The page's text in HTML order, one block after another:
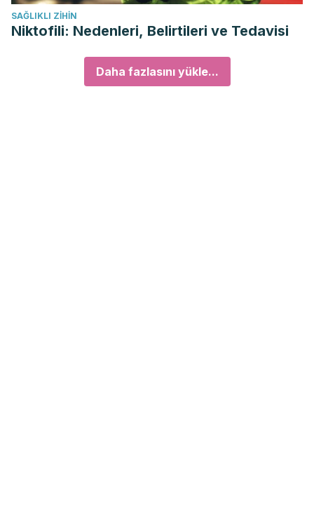
SAĞLIKLI ZIHIN
Niktofili: Nedenleri, Belirtileri ve Tedavisi
Daha fazlasını yükle...